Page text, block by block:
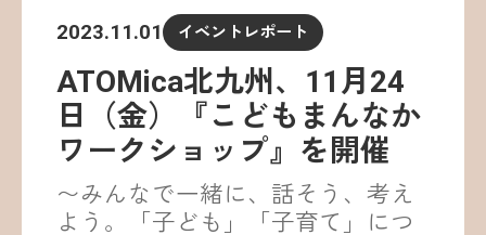
会社概要
サービス
運営施設一覧
ニュース
イベント
採用情報
2023.11.01 イベントレポート
ATOMica北九州、11月24
日（金）『こどもまんなか
ワークショップ』を開催
〜みんなで一緒に、話そう、考え
よう。「子ども」「子育て」につ